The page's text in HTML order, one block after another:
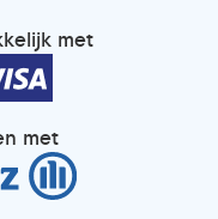
met
met